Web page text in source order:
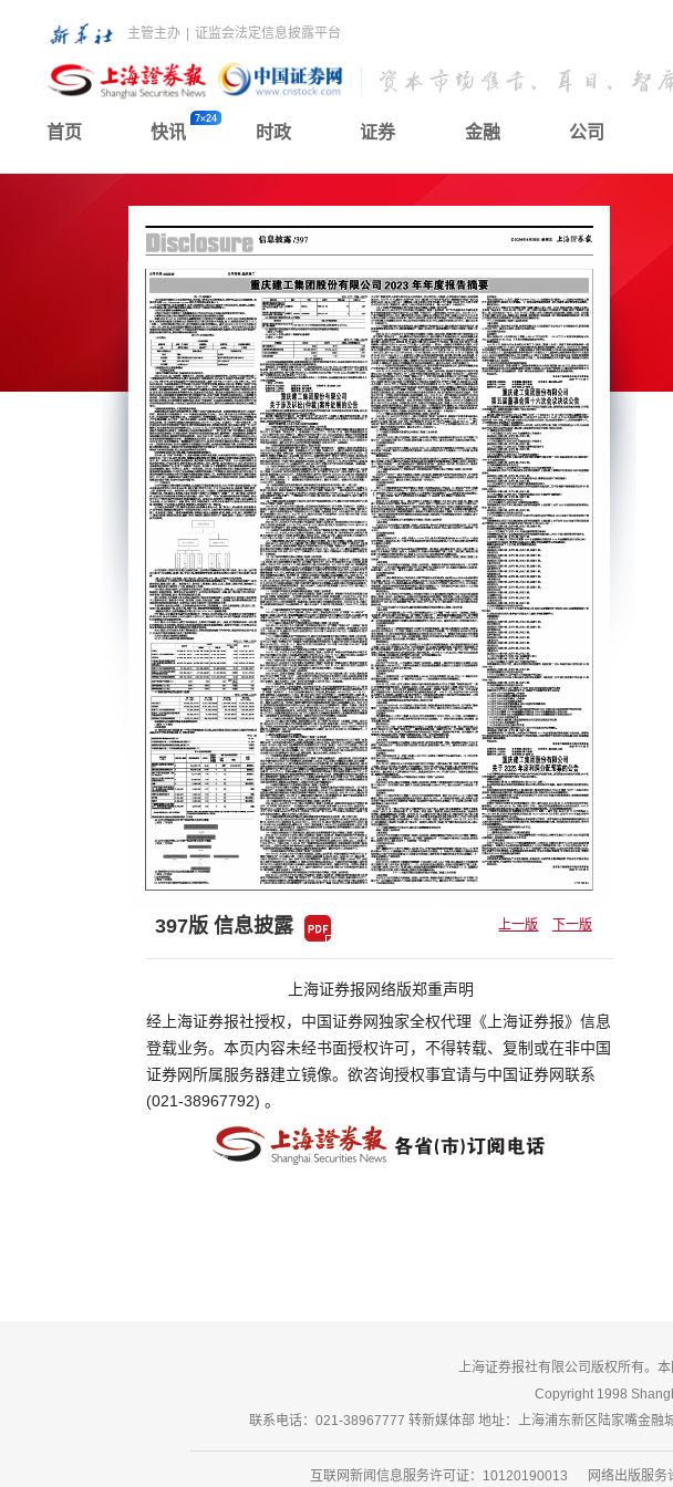
主管主办 证监会法定信息披露平台
首页 快讯 时政 证券 金融 公司
397版 信息披露 上一版 下一版
上海证券报网络版郑重声明
经上海证券报社授权，中国证券网独家全权代理《上海证券报》信息
登载业务。本页内容未经书面授权许可，不得转载、复制或在非中国
证券网所属服务器建立镜像。欲咨询授权事宜请与中国证券网联系
(021-38967792) 。
上海证券报社有限公司版权所有。
Copyright 1998
联系电话：021-38967777 转新媒体部 地址：上海浦东新区陆家嘴金
互联网新闻信息服务许可证：10120190013 网络出版服